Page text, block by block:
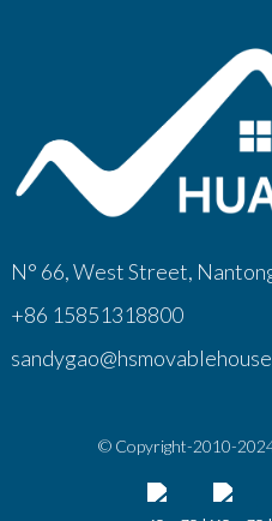
N° 66, West Street,
+86 15851318800
© Copyright-2010-